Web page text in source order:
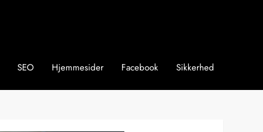
SEO Hjemmesider Facebook Sikkerhed